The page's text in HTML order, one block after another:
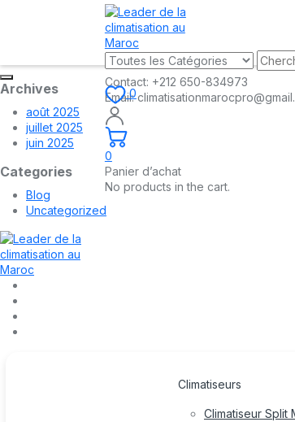
Archives
août 2025
juillet 2025
juin 2025
Categories
Blog
Uncategorized
Contact: +212 650-834973
Email:
Climatiseurs
Climatiseur Split
0
0
Panier d’achat
No products in the cart.